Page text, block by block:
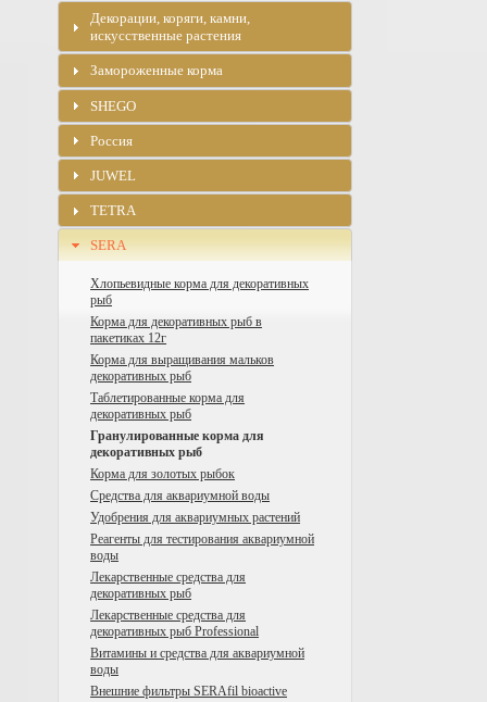
Декорации, коряги, камни,
искусственные растения
Замороженные корма
SHEGO
Россия
JUWEL
TETRA
SERA
Хлопьевидные корма для декоративных
рыб
Корма для декоративных рыб в
пакетиках 12г
Корма для выращивания мальков
декоративных рыб
Таблетированные корма для
декоративных рыб
Гранулированные корма для
декоративных рыб
Корма для золотых рыбок
Средства для аквариумной воды
Удобрения для аквариумных растений
Реагенты для тестирования аквариумной
воды
Лекарственные средства для
декоративных рыб
Лекарственные средства для
декоративных рыб Professional
Витамины и средства для аквариумной
воды
Внешние фильтры SERAfil bioactive